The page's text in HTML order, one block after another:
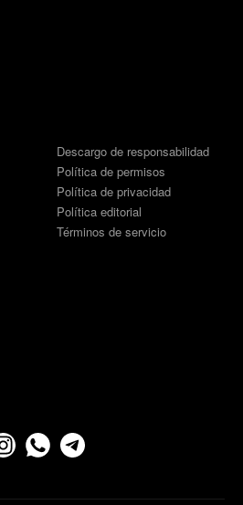
Descargo de responsabilidad
Política de permisos
Política de privacidad
Política editorial
Términos de servicio